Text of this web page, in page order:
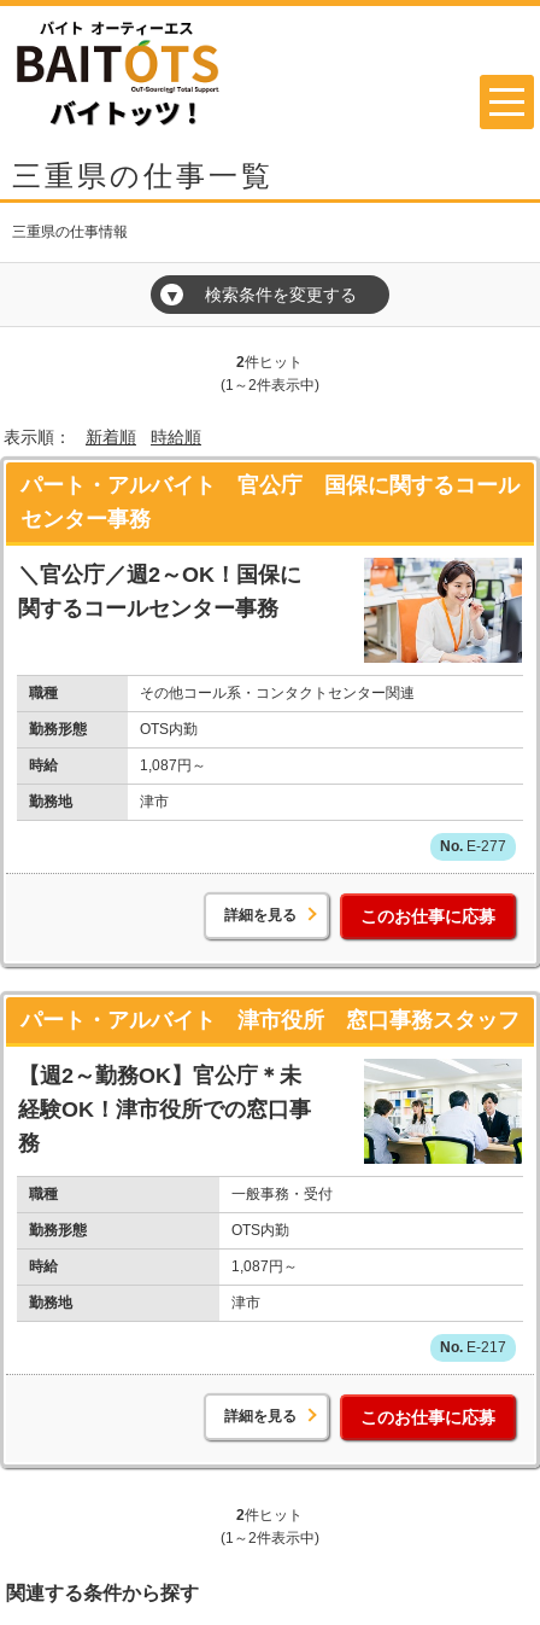
三重県の仕事一覧
三重県の仕事情報
▼ 検索条件を変更する
2件ヒット
(1～2件表示中)
表示順： 新着順 時給順
パート・アルバイト 官公庁 国保に関するコール
センター事務
＼官公庁／週2～OK！国保に
関するコールセンター事務
職種 その他コール系・コンタクトセンター関連
勤務形態 OTS内勤
時給 1,087円～
勤務地 津市
E-277
詳細を見る このお仕事に応募
パート・アルバイト 津市役所 窓口事務スタッフ
【週2～勤務OK】官公庁＊未
経験OK！津市役所での窓口事
務
職種 一般事務・受付
勤務形態 OTS内勤
時給 1,087円～
勤務地 津市
E-217
詳細を見る このお仕事に応募
2件ヒット
(1～2件表示中)
関連する条件から探す